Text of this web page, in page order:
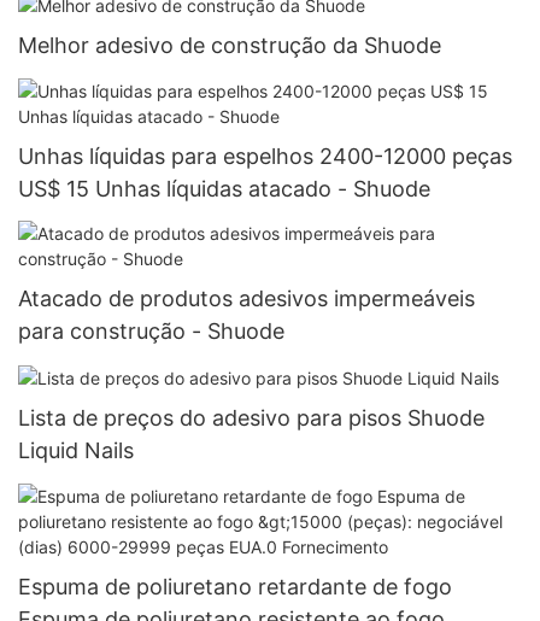
Melhor adesivo de construção da Shuode
Unhas líquidas para espelhos 2400-12000 peças
US$ 15 Unhas líquidas atacado - Shuode
Atacado de produtos adesivos impermeáveis ​​
para construção - Shuode
Lista de preços do adesivo para pisos Shuode
Liquid Nails
Espuma de poliuretano retardante de fogo